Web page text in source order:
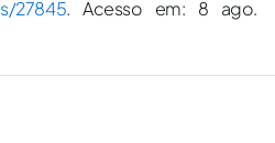
27845. Acesso em: 8 ago.